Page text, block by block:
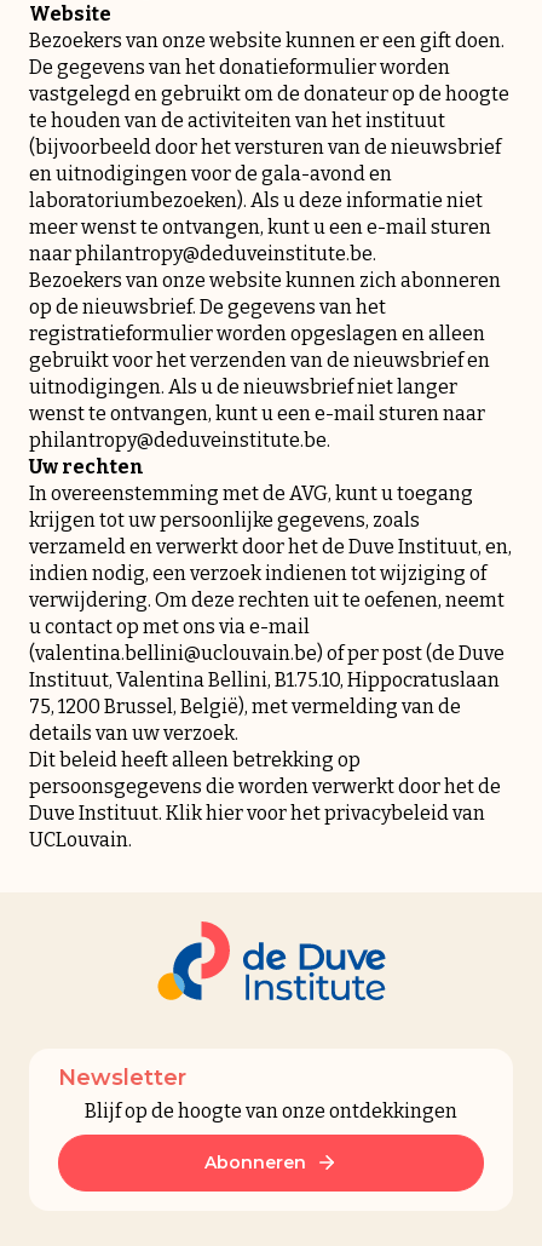
Website
Bezoekers van onze website kunnen er een gift doen.
De gegevens van het donatieformulier worden
vastgelegd en gebruikt om de donateur op de hoogte
te houden van de activiteiten van het instituut
(bijvoorbeeld door het versturen van de nieuwsbrief
en uitnodigingen voor de gala-avond en
laboratoriumbezoeken). Als u deze informatie niet
meer wenst te ontvangen, kunt u een e-mail sturen
naar philantropy@deduveinstitute.be.
Bezoekers van onze website kunnen zich abonneren
op de nieuwsbrief. De gegevens van het
registratieformulier worden opgeslagen en alleen
gebruikt voor het verzenden van de nieuwsbrief en
uitnodigingen. Als u de nieuwsbrief niet langer
wenst te ontvangen, kunt u een e-mail sturen naar
philantropy@deduveinstitute.be.
Uw rechten
In overeenstemming met de AVG, kunt u toegang
krijgen tot uw persoonlijke gegevens, zoals
verzameld en verwerkt door het de Duve Instituut, en,
indien nodig, een verzoek indienen tot wijziging of
verwijdering. Om deze rechten uit te oefenen, neemt
u contact op met ons via e-mail
(valentina.bellini@uclouvain.be) of per post (de Duve
Instituut, Valentina Bellini, B1.75.10, Hippocratuslaan
75, 1200 Brussel, België), met vermelding van de
details van uw verzoek.
Dit beleid heeft alleen betrekking op
persoonsgegevens die worden verwerkt door het de
Duve Instituut. Klikhiervoor het privacybeleid van
UCLouvain.
Newsletter
Blijf op de hoogte van onze ontdekkingen
Abonneren